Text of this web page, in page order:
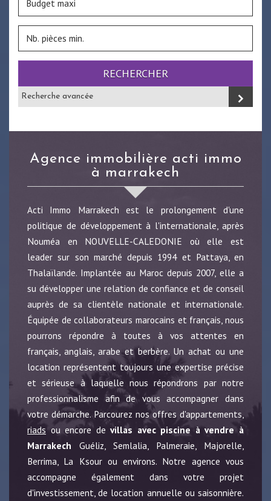
RECHERCHER
Recherche avancée
agence immobilière acti immo
à marrakech
Acti Immo Marrakech est le prolongement d'une
politique de développement à l'internationale, après
Nouméa en NOUVELLE-CALEDONIE où elle est
leader sur son marché depuis 1994 et Pattaya, en
Thalaïlande. Implantée au Maroc depuis 2007, elle a
su développer une relation de confiance et de conseil
auprès de sa clientèle nationale et internationale.
Équipée de collaborateurs marocains et français, nous
pourrons répondre à toutes à vos attentes en
français, anglais, arabe et berbère. Un achat ou une
location représentent toujours une expertise précise
et sérieuse à laquelle nous répondrons par notre
professionnalisme afin de vous accompagner dans
votre démarche. Parcourez nos offres d'appartements,
riads ou encore devillas avec piscine à vendre à
Marrakech Guéliz, Semlalia, Palmeraie, Majorelle,
Berrima, La Ksour ou environs. Notre agence vous
accompagne également dans votre projet
d'investissement, de location annuelle ou saisonnière.